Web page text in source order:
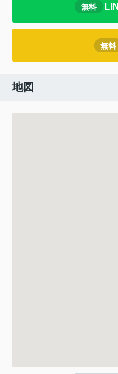
無料
無料
地図